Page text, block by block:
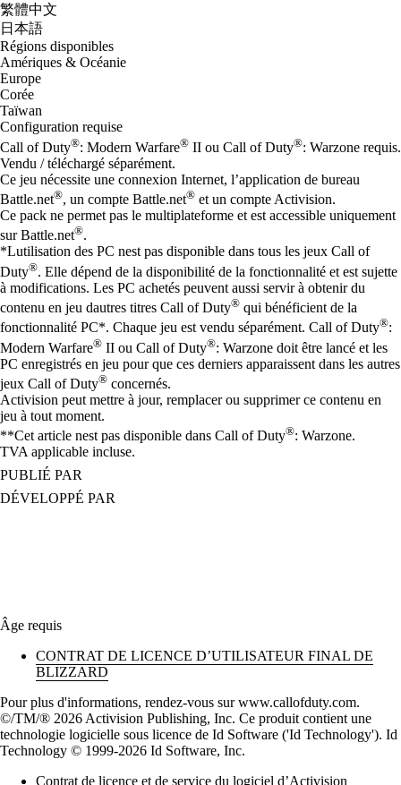
繁體中文
日本語
Régions disponibles
Amériques & Océanie
Europe
Corée
Taïwan
Configuration requise
Call of Duty®: Modern Warfare® II ou Call of Duty®: Warzone requis.
Vendu / téléchargé séparément.
Ce jeu nécessite une connexion Internet, l’application de bureau
Battle.net®, un compte Battle.net® et un compte Activision.
Ce pack ne permet pas le multiplateforme et est accessible uniquement
sur Battle.net®.
*Lutilisation des PC nest pas disponible dans tous les jeux Call of
Duty®. Elle dépend de la disponibilité de la fonctionnalité et est sujette
à modifications. Les PC achetés peuvent aussi servir à obtenir du
contenu en jeu dautres titres Call of Duty® qui bénéficient de la
fonctionnalité PC*. Chaque jeu est vendu séparément. Call of Duty®:
Modern Warfare® II ou Call of Duty®: Warzone doit être lancé et les
PC enregistrés en jeu pour que ces derniers apparaissent dans les autres
jeux Call of Duty® concernés.
Activision peut mettre à jour, remplacer ou supprimer ce contenu en
jeu à tout moment.
**Cet article nest pas disponible dans Call of Duty®: Warzone.
TVA applicable incluse.
PUBLIÉ PAR
DÉVELOPPÉ PAR
Âge requis
CONTRAT DE LICENCE D’UTILISATEUR FINAL DE
BLIZZARD
Pour plus d'informations, rendez-vous sur www.callofduty.com.
©/TM/® 2026 Activision Publishing, Inc. Ce produit contient une
technologie logicielle sous licence de Id Software ('Id Technology'). Id
Technology © 1999-2026 Id Software, Inc.
Contrat de licence et de service du logiciel d’Activision